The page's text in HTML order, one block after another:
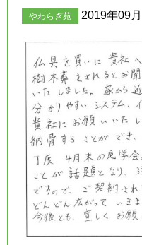
やわらぎ苑 2019年09月